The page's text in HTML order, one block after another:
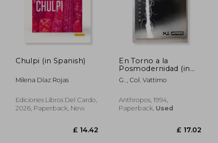
£ 10.91 £
Chulpi (in Spanish)
Milena Díaz Rojas
Ediciones Libros Del Cardo,
2026, Paperback, New
En Torno a la
Posmodernidad (in
Spanish)
G. , Col. Vattimo
Anthropos, 1994,
Paperback, Used